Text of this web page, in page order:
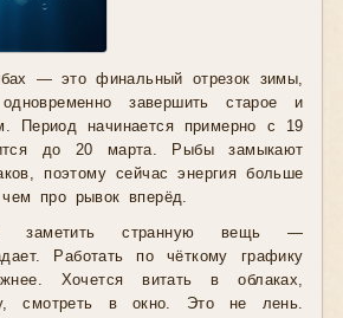
— это финальный отрезок зимы,
завершить старое и
Период начинается примерно с 19
до 20 марта. Рыбы замыкают
поэтому сейчас энергия больше
чем про рывок вперёд.
заметить странную вещь —
Работать по чёткому графику
Хочется витать в облаках,
смотреть в окно. Это не лень.